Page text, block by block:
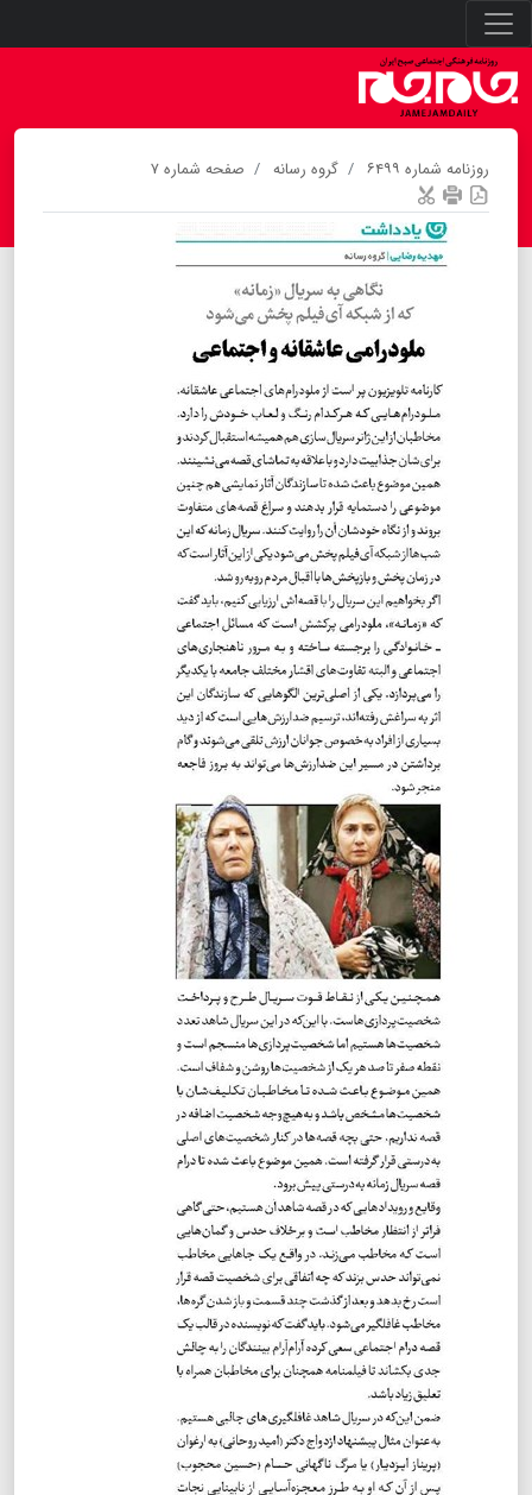
روزنامه شماره ۶۴۹۹ گروه رسانه صفحه شماره ۷